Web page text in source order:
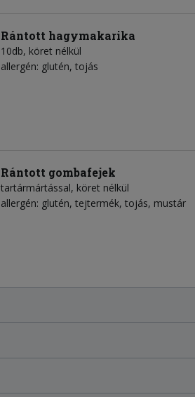
Rántott hagymakarika
10db, köret nélkül
allergén: glutén, tojás
Rántott gombafejek
tartármártással, köret nélkül
allergén: glutén, tejtermék, tojás, mustár